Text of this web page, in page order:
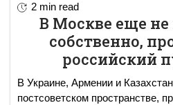
2 min read
В Москве еще не
собственно,
российский
В Украине, Армении и
постсоветском пространстве,